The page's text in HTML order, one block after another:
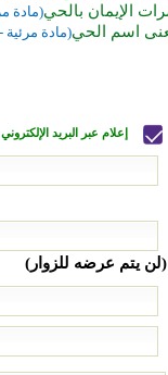
(مادة
(مادة
إعلام عبر البريد
(لن يتم عرضه للزوار)